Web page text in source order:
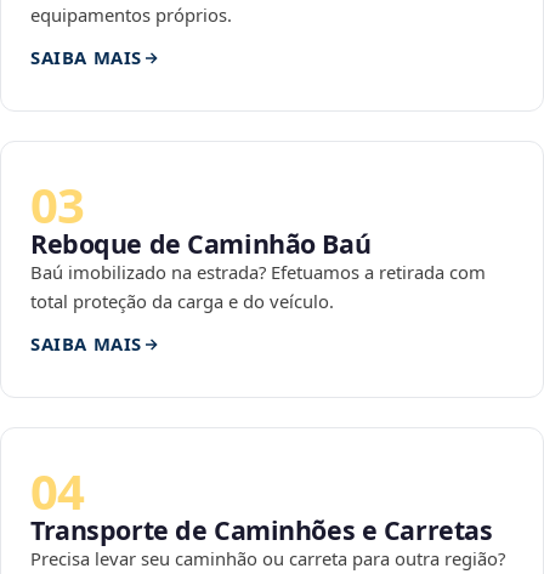
equipamentos próprios.
SAIBA MAIS
03
Reboque de Caminhão Baú
Baú imobilizado na estrada? Efetuamos a retirada com
total proteção da carga e do veículo.
SAIBA MAIS
04
Transporte de Caminhões e Carretas
Precisa levar seu caminhão ou carreta para outra região?